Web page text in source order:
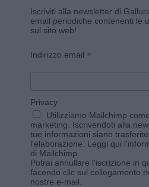
Iscriviti alla newsletter di
email periodiche contenenti le
sul sito web!
Indirizzo email *
Privacy
Utilizziamo Mailchimp
marketing. Iscrivendoti alla
tue informazioni siano
l'elaborazione. Leggi qui
di Mailchimp
Potrai annullare l'iscrizione in
facendo clic sul collegamento
nostre e-mail.